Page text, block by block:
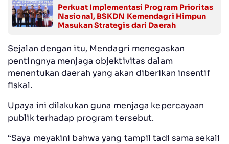
Perkuat Implementasi Program Prioritas
Nasional, BSKDN Kemendagri Himpun
Masukan Strategis dari Daerah
Sejalan dengan itu, Mendagri menegaskan
pentingnya menjaga objektivitas dalam
menentukan daerah yang akan diberikan insentif
fiskal.
Upaya ini dilakukan guna menjaga kepercayaan
publik terhadap program tersebut.
“Saya meyakini bahwa yang tampil tadi sama sekali